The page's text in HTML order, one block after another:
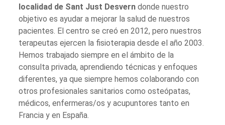
localidad de Sant Just Desvern donde nuestro
objetivo es ayudar a mejorar la salud de nuestros
pacientes. El centro se creó en 2012, pero nuestros
terapeutas ejercen la fisioterapia desde el año 2003.
Hemos trabajado siempre en el ámbito de la
consulta privada, aprendiendo técnicas y enfoques
diferentes, ya que siempre hemos colaborando con
otros profesionales sanitarios como osteópatas,
médicos, enfermeras/os y acupuntores tanto en
Francia y en España.